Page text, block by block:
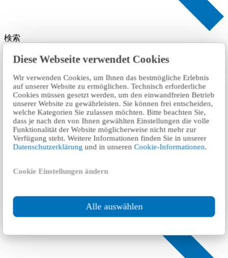
Diese Webseite verwendet Cookies
Wir verwenden Cookies, um Ihnen das bestmögliche Erlebnis
auf unserer Website zu ermöglichen. Technisch erforderliche
Cookies müssen gesetzt werden, um den einwandfreien Betrieb
unserer Website zu gewährleisten. Sie können frei entscheiden,
welche Kategorien Sie zulassen möchten. Bitte beachten Sie,
dass je nach den von Ihnen gewählten Einstellungen die volle
Funktionalität der Website möglicherweise nicht mehr zur
Verfügung steht. Weitere Informationen finden Sie in unserer
Datenschutzerklärung und in unserenCookie-Informationen.
Cookie Einstellungen ändern
Alle auswählen
検索